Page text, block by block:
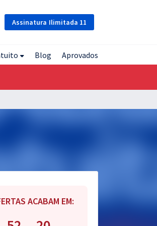
Assinatura Ilimitada 11
Blog Aprovados
ACABAM EM: